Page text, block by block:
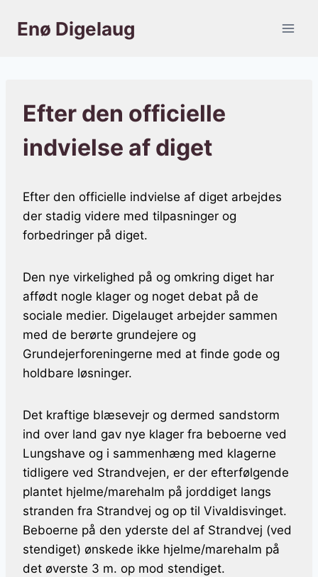
Enø Digelaug
Efter den officielle
indvielse af diget
Efter den officielle indvielse af diget arbejdes
der stadig videre med tilpasninger og
forbedringer på diget.
Den nye virkelighed på og omkring diget har
affødt nogle klager og noget debat på de
sociale medier. Digelauget arbejder sammen
med de berørte grundejere og
Grundejerforeningerne med at finde gode og
holdbare løsninger.
Det kraftige blæsevejr og dermed sandstorm
ind over land gav nye klager fra beboerne ved
Lungshave og i sammenhæng med klagerne
tidligere ved Strandvejen, er der efterfølgende
plantet hjelme/marehalm på jorddiget langs
stranden fra Strandvej og op til Vivaldisvinget.
Beboerne på den yderste del af Strandvej (ved
stendiget) ønskede ikke hjelme/marehalm på
det øverste 3 m. op mod stendiget.